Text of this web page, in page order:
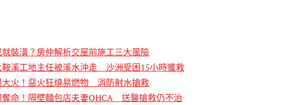
裝潢？房仲解析交屋前施工三大風險
鞍溪工地主任被溪水沖走 沙洲受困15小時獲救
大火！惡火狂燒易燃物 消防射水搶救
命！隔壁麵包店夫妻OHCA 送醫搶救仍不治